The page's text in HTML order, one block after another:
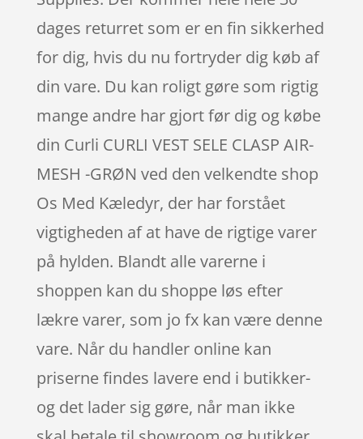
dages returret som er en fin sikkerhed
for dig, hvis du nu fortryder dig køb af
din vare. Du kan roligt gøre som rigtig
mange andre har gjort før dig og købe
din Curli CURLI VEST SELE CLASP AIR-
MESH -GRØN ved den velkendte shop
Os Med Kæledyr, der har forstået
vigtigheden af at have de rigtige varer
på hylden. Blandt alle varerne i
shoppen kan du shoppe løs efter
lækre varer, som jo fx kan være denne
vare. Når du handler online kan
priserne findes lavere end i butikker-
og det lader sig gøre, når man ikke